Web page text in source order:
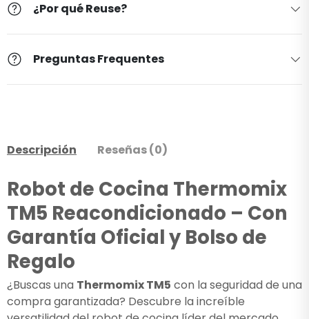
¿Por qué Reuse?
Preguntas Frequentes
Descripción Reseñas (0)
Robot de Cocina Thermomix
TM5 Reacondicionado – Con
Garantía Oficial y Bolso de
Regalo
¿Buscas una Thermomix TM5 con la seguridad de una
compra garantizada? Descubre la increíble